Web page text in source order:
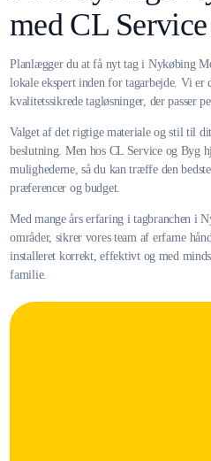
med CL
Planlægger du at få nyt tag i Nykøbing
lokale ekspert inden for tagarbejde. Vi er
kvalitetssikrede tagløsninger, der passer
Valget af det rigtige materiale og stil til
beslutning. Men hos CL Service og Byg
mulighederne, så du kan træffe den
præferencer og budget.
Med mange års erfaring i tagbranchen i
områder, sikrer vores team af erfarne
installeret korrekt, effektivt og med
familie.